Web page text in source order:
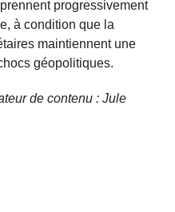
progressivement
à condition que la
maintiennent une
géopolitiques.
de contenu : Jule